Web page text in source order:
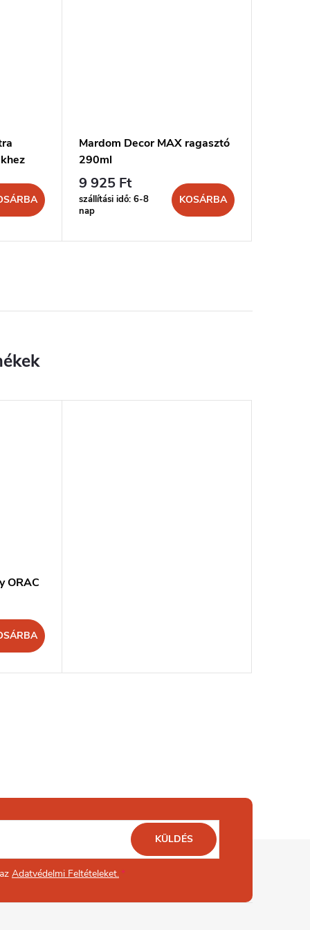
Mardom Decor MAX ragasztó
290ml
9 925 Ft
szállítási idő: 6-8
nap
KOSÁRBA
ORAC
Adatvédelmi Feltételeket.
KÜLDÉS